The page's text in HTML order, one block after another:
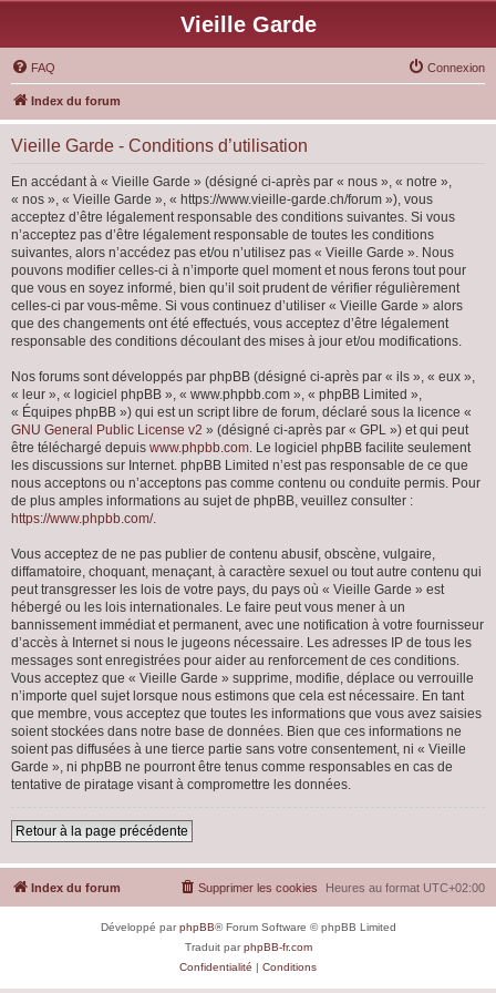
Vieille Garde
FAQ Connexion
Index du forum
Vieille Garde - Conditions d’utilisation
En accédant à « Vieille Garde » (désigné ci-après par « nous », « notre »,
« nos », « Vieille Garde », « https://www.vieille-garde.ch/forum »), vous
acceptez d’être légalement responsable des conditions suivantes. Si vous
n’acceptez pas d’être légalement responsable de toutes les conditions
suivantes, alors n’accédez pas et/ou n’utilisez pas « Vieille Garde ». Nous
pouvons modifier celles-ci à n’importe quel moment et nous ferons tout pour
que vous en soyez informé, bien qu’il soit prudent de vérifier régulièrement
celles-ci par vous-même. Si vous continuez d’utiliser « Vieille Garde » alors
que des changements ont été effectués, vous acceptez d’être légalement
responsable des conditions découlant des mises à jour et/ou modifications.
Nos forums sont développés par phpBB (désigné ci-après par « ils », « eux »,
« leur », « logiciel phpBB », « www.phpbb.com », « phpBB Limited »,
« Équipes phpBB ») qui est un script libre de forum, déclaré sous la licence «
GNU General Public License v2 » (désigné ci-après par « GPL ») et qui peut
être téléchargé depuis www.phpbb.com. Le logiciel phpBB facilite seulement
les discussions sur Internet. phpBB Limited n’est pas responsable de ce que
nous acceptons ou n’acceptons pas comme contenu ou conduite permis. Pour
de plus amples informations au sujet de phpBB, veuillez consulter :
https://www.phpbb.com/.
Vous acceptez de ne pas publier de contenu abusif, obscène, vulgaire,
diffamatoire, choquant, menaçant, à caractère sexuel ou tout autre contenu qui
peut transgresser les lois de votre pays, du pays où « Vieille Garde » est
hébergé ou les lois internationales. Le faire peut vous mener à un
bannissement immédiat et permanent, avec une notification à votre fournisseur
d’accès à Internet si nous le jugeons nécessaire. Les adresses IP de tous les
messages sont enregistrées pour aider au renforcement de ces conditions.
Vous acceptez que « Vieille Garde » supprime, modifie, déplace ou verrouille
n’importe quel sujet lorsque nous estimons que cela est nécessaire. En tant
que membre, vous acceptez que toutes les informations que vous avez saisies
soient stockées dans notre base de données. Bien que ces informations ne
soient pas diffusées à une tierce partie sans votre consentement, ni « Vieille
Garde », ni phpBB ne pourront être tenus comme responsables en cas de
tentative de piratage visant à compromettre les données.
Retour à la page précédente
Index du forum Heures au format UTC+02:00
Supprimer les cookies
Développé parphpBB® Forum Software © phpBB Limited
Traduit parphpBB-fr.com
Confidentialité | Conditions